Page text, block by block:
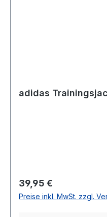
adidas
Regulärer Preis:
39,95 €
Preise inkl. MwSt. zzgl.